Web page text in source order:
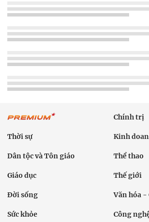
Chính trị
Thời sự Kinh
Dân tộc và Tôn giáo Thể thao
Giáo dục Thế giới
Đời sống Văn hóa
Sức khỏe Công